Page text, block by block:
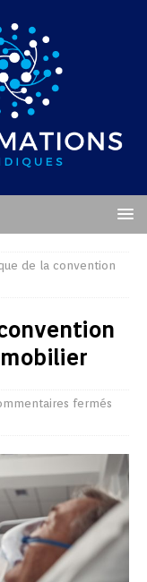
de la convention
fermés